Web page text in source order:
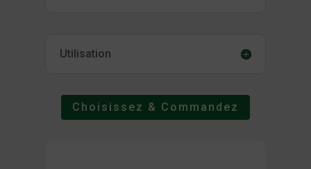
Utilisation
Choisissez & Commandez